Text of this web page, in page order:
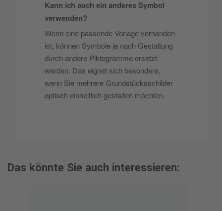
Kann ich auch ein anderes Symbol
verwenden?
Wenn eine passende Vorlage vorhanden
ist, können Symbole je nach Gestaltung
durch andere Piktogramme ersetzt
werden. Das eignet sich besonders,
wenn Sie mehrere Grundstücksschilder
optisch einheitlich gestalten möchten.
Das könnte Sie auch interessieren: